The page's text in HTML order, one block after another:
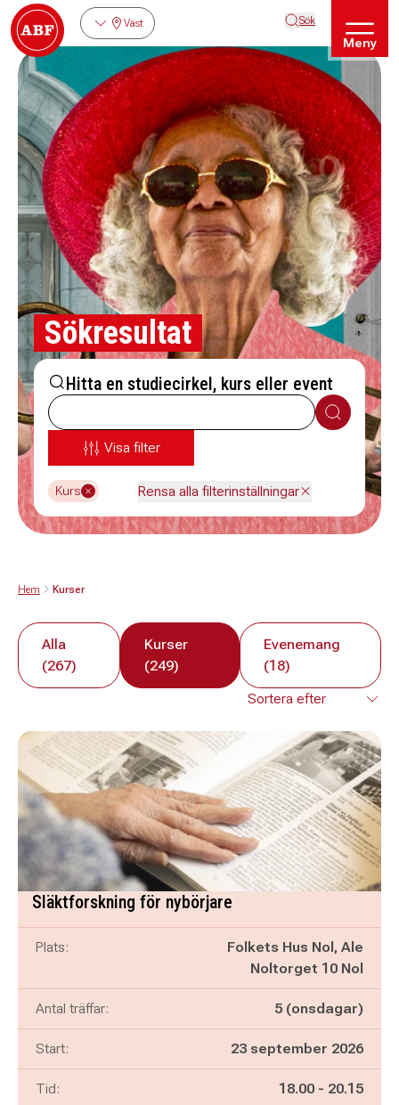
Väst Sök
Meny
Sökresultat
Hitta en studiecirkel, kurs eller event
Sök
Visa filter
Kurs Rensa alla filterinställningar
Hem Kurser
Alla
(267)
Kurser
(249)
Evenemang
(18)
Släktforskning för nybörjare
Plats:
Folkets Hus Nol, Ale
Noltorget 10 Nol
Antal träffar: 5 (onsdagar)
Start: 23 september 2026
Tid: Pågår mellan
18.00 - och
20.15